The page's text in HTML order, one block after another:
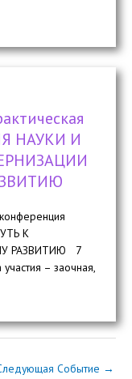
НАУКИ И
К
РАЗВИТИЮ 7
– заочная,
Событие →